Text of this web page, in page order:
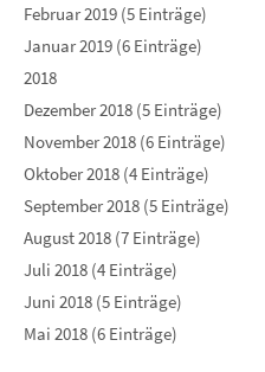
Februar 2019 (5 Einträge)
Januar 2019 (6 Einträge)
2018
Dezember 2018 (5 Einträge)
November 2018 (6 Einträge)
Oktober 2018 (4 Einträge)
September 2018 (5 Einträge)
August 2018 (7 Einträge)
Juli 2018 (4 Einträge)
Juni 2018 (5 Einträge)
Mai 2018 (6 Einträge)